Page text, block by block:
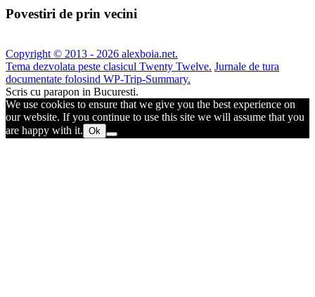
Povestiri de prin vecini
Copyright © 2013 - 2026 alexboia.net.
Tema dezvolata peste clasicul Twenty Twelve. Jurnale de tura
documentate folosind WP-Trip-Summary.
Scris cu parapon in Bucuresti.
We use cookies to ensure that we give you the best experience on
our website. If you continue to use this site we will assume that you
are happy with it. Ok